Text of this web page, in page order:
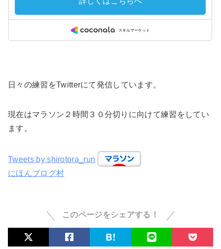
日々の練習をTwitterにて発信しています。
現在はマラソン２時間３０分切りに向けて練習をしてい
ます。
Tweets by shirotora_run
にほんブログ村
このページをシェアする！